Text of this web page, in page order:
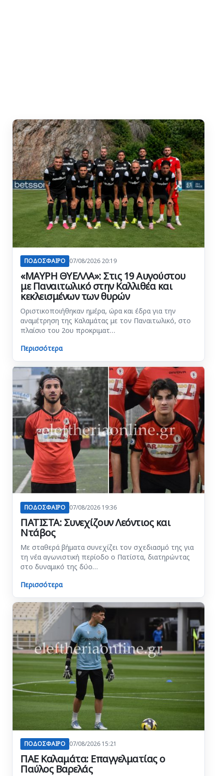
ΠΟΔΟΣΦΑΙΡΟ 07/08/2026 20:19
«ΜΑΥΡΗ ΘΥΕΛΛΑ»: Στις 19 Αυγούστου
με Παναιτωλικό στην Καλλιθέα και
κεκλεισμένων των θυρών
Οριστικοποιήθηκαν ημέρα, ώρα και έδρα για την
αναμέτρηση της Καλαμάτας με τον Παναιτωλικό, στο
πλαίσιο του 2ου προκριματ…
Περισσότερα
ΠΟΔΟΣΦΑΙΡΟ 07/08/2026 19:36
ΠΑΤΙΣΤΑ: Συνεχίζουν Λεόντιος και
Ντάβος
Με σταθερά βήματα συνεχίζει τον σχεδιασμό της για
τη νέα αγωνιστική περίοδο ο Πατίστα, διατηρώντας
στο δυναμικό της δύο…
Περισσότερα
ΠΟΔΟΣΦΑΙΡΟ 07/08/2026 15:21
ΠΑΕ Καλαμάτα: Επαγγελματίας ο
Παύλος Βαρελάς